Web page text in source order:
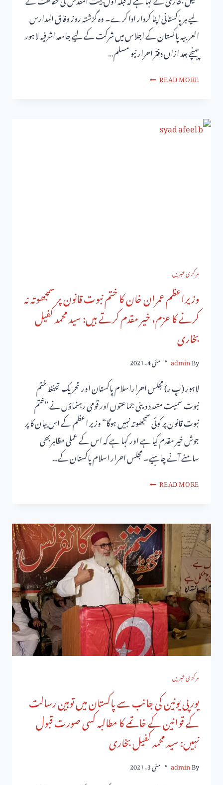
لیے ہر پاکستانی اپنا کردار ادا کرے۔ وہ گزشتہ روز وفاق المدارس
العربیہ پاکستان کے اجلاس میں شرکت کے لیے جامعہ اشرفیہ لاہور
پہنچے بعد ازاں دفتر احرار نیو مسلم…
READ MORE
مرکزی خبریں
وزیراعظم عمران خان کا ختم نبوت قانون پر سمجھوتہ نہ
کرنے کا عزم، خیر مقدم کرتے ہیں: سید محمد کفیل
بخاری
By
admin مئی 4, 2021
لاہور (پ ر) مجلس احراراسلام پاکستان اور تحریک تحفظ ختم
نبوت سمیت متعدد دینی جماعتوں اور قومی رہنماؤں نے ”ختم
نبوت قانون پر کوئی سمجھوتہ نہیں ہوگا“ وزیر اعظم کے اس بیان کا پر
جوش خیر مقدم کیا ہے اور کہا ہے کہ اس کے عملی مظاہربھی
سامنے آنے چاہیے۔ مجلس احرار اسلام پاکستان کے…
READ MORE
مرکزی خبریں
یورپی یونین کی جانب سے پاکستان میں توہین رسالت
کے قوانین کے خاتمے کا مطالبہ کسی صورت قبول
نہیں: سید محمد کفیل بخاری
By
admin مئی 3, 2021